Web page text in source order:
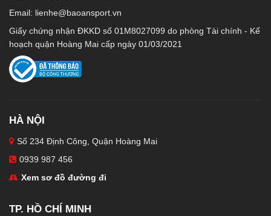
Email: lienhe@baoansport.vn
Giấy chứng nhận ĐKKD số 01M8027099 do phòng Tài chính - Kế
hoạch quận Hoàng Mai cấp ngày 01/03/2021
HÀ NỘI
Số 234 Định Công, Quận Hoàng Mai
0939 987 456
Xem sơ đồ đường đi
TP. HỒ CHÍ MINH